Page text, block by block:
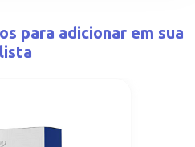
para adicionar em sua
lista